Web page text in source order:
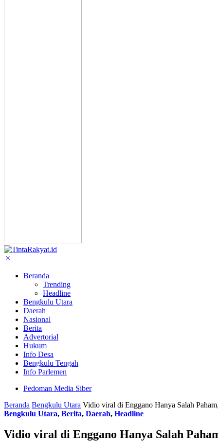
Beranda
Trending
Headline
Bengkulu Utara
Daerah
Nasional
Berita
Advertorial
Hukum
Info Desa
Bengkulu Tengah
Info Parlemen
Pedoman Media Siber
Beranda Bengkulu Utara Vidio viral di Enggano Hanya Salah
Bengkulu Utara, Berita, Daerah, Headline
Vidio viral di Enggano Hanya Salah